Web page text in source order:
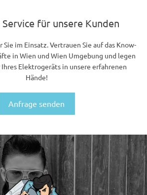
für unsere Kunden
im Einsatz. Vertrauen Sie auf das Know-
in Wien und Wien Umgebung und legen
Elektrogeräts in unsere erfahrenen
Hände!
Anfrage senden